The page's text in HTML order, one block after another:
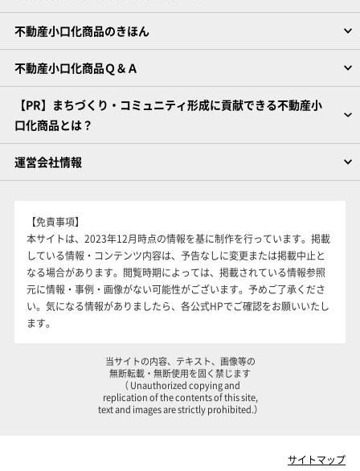
不動産小口化商品のきほん
不動産小口化商品Ｑ＆Ａ
【PR】まちづくり・コミュニティ形成に貢献できる不動産小
口化商品とは？
運営会社情報
【免責事項】
本サイトは、2023年12月時点の情報を基に制作を行っています。掲載
している情報・コンテンツ内容は、予告なしに変更または掲載中止と
なる場合があります。閲覧時期によっては、掲載されている情報参照
元に情報・事例・画像がない可能性がございます。予めご了承くださ
い。気になる情報がありましたら、各公式HPでご確認をお願いいたし
ます。
当サイトの内容、テキスト、画像等の
無断転載・無断使用を固く禁じます
（ Unauthorized copying and
replication of the contents of this site,
text and images are strictly prohibited.）
サイトマップ